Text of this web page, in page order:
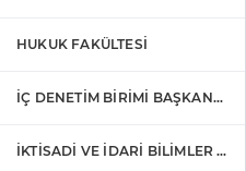
HUKUK FAKÜLTESİ
İÇ DENETİM BİRİMİ BAŞKANLIĞI
İKTİSADİ VE İDARİ BİLİMLER FAKÜLTESİ